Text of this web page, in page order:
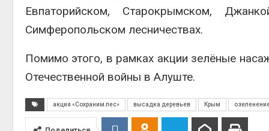
Евпаторийском, Старокрымском,
Симферопольском лесничествах.
Помимо этого, в рамках акции зелёные
Отечественной войны в Алуште.
акция «Сохраним лес» высадка деревьев Крым
Авг 6,